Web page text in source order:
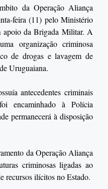
da Operação Aliança
feira (11) pelo Ministério
da Brigada Militar. A
organização criminosa
de drogas e lavagem de
Uruguaiana.
antecedentes criminais
encaminhado à Polícia
permanecerá à disposição
da Operação Aliança
criminosas ligadas ao
recursos ilícitos no Estado.